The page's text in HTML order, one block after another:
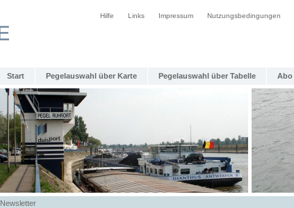
Hilfe Links Impressum Nutzungsbedingungen
Start Pegelauswahl über Karte Pegelauswahl über Tabelle Abo
Newsletter